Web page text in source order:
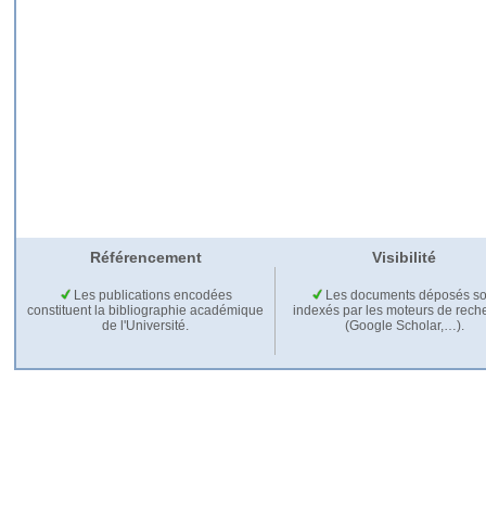
Référencement Visibilité
Les publications encodées
constituent la bibliographie académique
de l'Université.
Les documents déposés
indexés par les moteurs de
(Google Scholar,…).